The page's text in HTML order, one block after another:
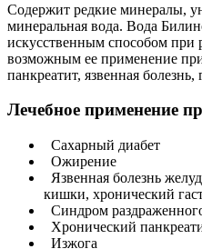
Содержит редкие минералы,
минеральная вода. Вода
искусственным способом при
возможным ее применение
панкреатит, язвенная болезнь,
Лечебное применение
Сахарный диабет
Ожирение
Язвенная болезнь
кишки, хронический
Синдром
Хронический
Изжога